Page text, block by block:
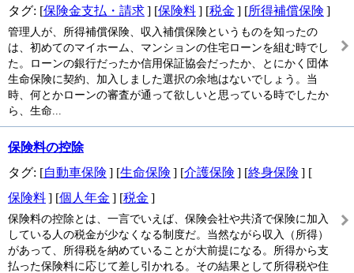
タグ: [保険金支払・請求] [保険料] [税金 ] [所得補償保険 ]
管理人が、所得補償保険、収入補償保険というものを知ったの
は、初めてのマイホーム、マンションの住宅ローンを組む時でし
た。ローンの銀行だったか信用保証協会だったか、とにかく団体
生命保険に契約、加入しました選択の余地はないでしょう。当
時、何とかローンの審査が通って欲しいと思っている時でしたか
ら、生命...
保険料の控除
タグ: [自動車保険 ] [生命保険 ] [介護保険 ] [終身保険 ] [
保険料] [個人年金 ] [税金 ]
保険料の控除とは、一言でいえば、保険会社や共済で保険に加入
している人の税金が少なくなる制度だ。当然ながら収入（所得）
があって、所得税を納めていることが大前提になる。所得から支
払った保険料に応じて差し引かれる。その結果として所得税や住